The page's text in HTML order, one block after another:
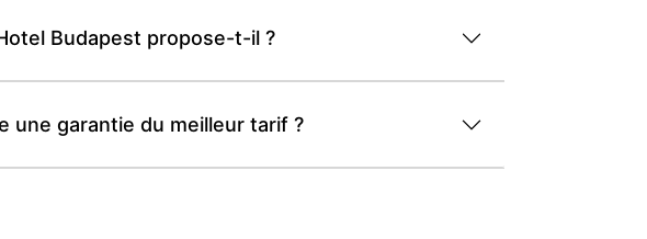
Budapest propose-t-il ?
une garantie du meilleur tarif ?